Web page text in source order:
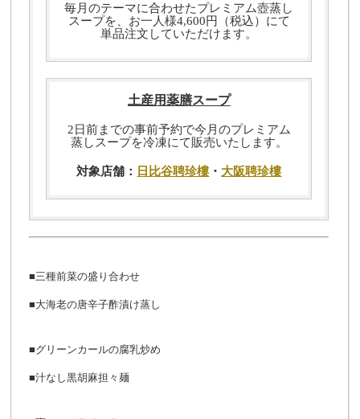
毎月のテーマに合わせたプレミアム壺蒸し
スープを、お一人様4,600円（税込）にて
単品注文していただけます。
土産用薬膳スープ
2日前までの事前予約で今月のプレミアム
蒸しスープを冷凍にて販売いたします。
対象店舗： 日比谷聘珍樓 ・ 大阪聘珍樓
■三種前菜の盛り合わせ
■大海老の唐辛子酢漬け蒸し
■グリーンカールの腐乳炒め
■汁なし黒胡麻担々麺